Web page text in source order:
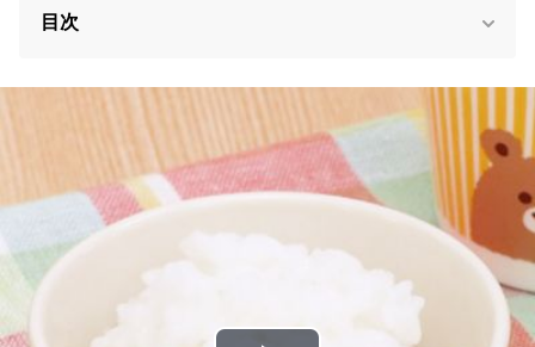
目次